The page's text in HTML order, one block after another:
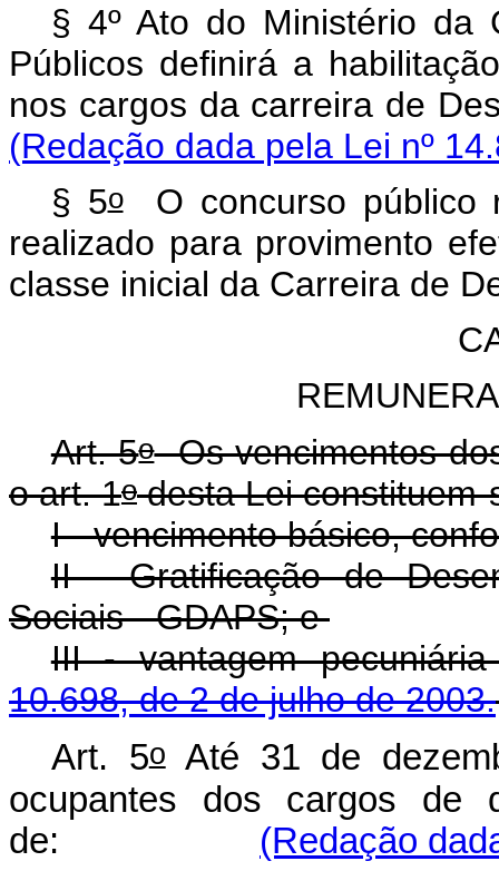
§ 4º Ato do Ministério da
Públicos definirá a
nos cargos da carreira de
(Redação dada pela Lei nº
§ 5oO concurso público
realizado para provimento
classe inicial da Carreira de
Art. 5oOs vencimentos
o art. 1odesta Lei
I - vencimento básico,
II - Gratificação de
Sociais - GDAPS; e
III - vantagem
10.698, de 2 de julho de 2003.
Art. 5oAté 31 de
ocupantes dos cargos
de: (Redação